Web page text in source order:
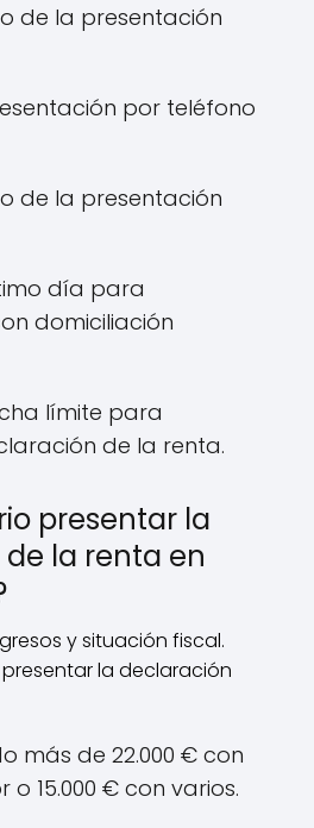
de la presentación
por teléfono
de la presentación
día para
domiciliación
límite para
de la renta.
presentar la
la renta en
y situación fiscal.
la declaración
más de 22.000 € con
15.000 € con varios.